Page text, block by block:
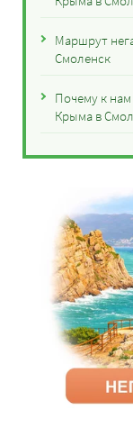
Маршрут
Смоленск
Почему к
Крыма в